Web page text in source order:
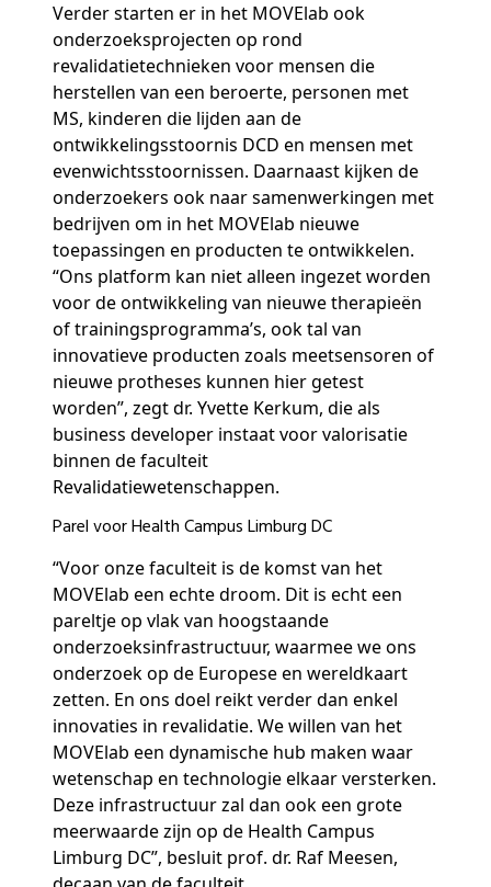
Verder starten er in het MOVElab ook
onderzoeksprojecten op rond
revalidatietechnieken voor mensen die
herstellen van een beroerte, personen met
MS, kinderen die lijden aan de
ontwikkelingsstoornis DCD en mensen met
evenwichtsstoornissen. Daarnaast kijken de
onderzoekers ook naar samenwerkingen met
bedrijven om in het MOVElab nieuwe
toepassingen en producten te ontwikkelen.
“Ons platform kan niet alleen ingezet worden
voor de ontwikkeling van nieuwe therapieën
of trainingsprogramma’s, ook tal van
innovatieve producten zoals meetsensoren of
nieuwe protheses kunnen hier getest
worden”, zegt dr. Yvette Kerkum, die als
business developer instaat voor valorisatie
binnen de faculteit
Revalidatiewetenschappen.
Parel voor Health Campus Limburg DC
“Voor onze faculteit is de komst van het
MOVElab een echte droom. Dit is echt een
pareltje op vlak van hoogstaande
onderzoeksinfrastructuur, waarmee we ons
onderzoek op de Europese en wereldkaart
zetten. En ons doel reikt verder dan enkel
innovaties in revalidatie. We willen van het
MOVElab een dynamische hub maken waar
wetenschap en technologie elkaar versterken.
Deze infrastructuur zal dan ook een grote
meerwaarde zijn op de Health Campus
Limburg DC”, besluit prof. dr. Raf Meesen,